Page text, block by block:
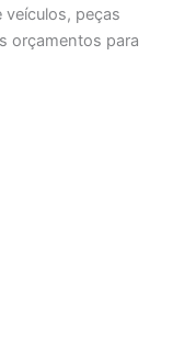
peças
orçamentos para